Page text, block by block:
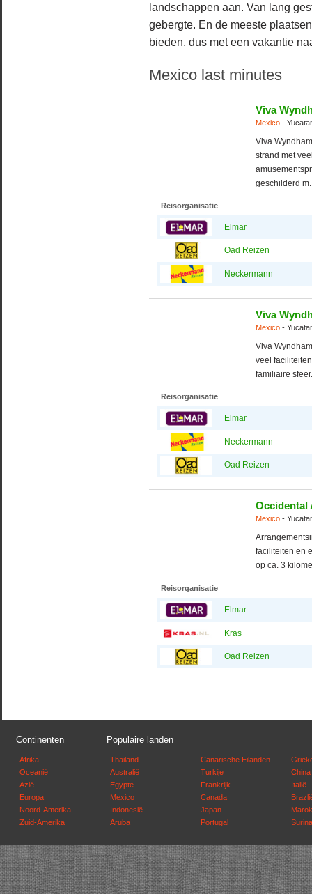
landschappen aan. Van lang
gebergte. En de meeste
bieden, dus met een vakantie
Mexico last minutes
Viva
Mexico -
Viva
strand met
geschilderd
Reisorganisatie
Elmar
Oad Reizen
Neckermann
Viva
Mexico -
Viva
veel
familiaire
Reisorganisatie
Elmar
Neckermann
Oad Reizen
Occidental
Mexico -
faciliteiten en
op ca. 3
Reisorganisatie
Elmar
Kras
Oad Reizen
Continenten
Afrika
Oceanië
Azië
Europa
Noord-Amerika
Zuid-Amerika
Populaire landen
Thailand
Australië
Egypte
Mexico
Indonesië
Aruba
Canarische Eilanden
Turkije
Frankrijk
Canada
Japan
Portugal
China
Italië